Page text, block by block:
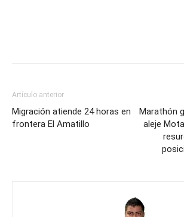
Artículo anterior
Migración atiende 24 horas en
frontera El Amatillo
Marathón
aleje